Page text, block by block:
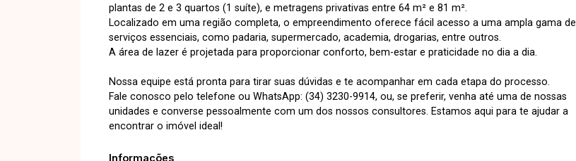
plantas de 2 e 3 quartos (1 suíte), e metragens privativas entre 64 m² e 81 m².
Localizado em uma região completa, o empreendimento oferece fácil acesso a uma ampla gama de
serviços essenciais, como padaria, supermercado, academia, drogarias, entre outros.
A área de lazer é projetada para proporcionar conforto, bem-estar e praticidade no dia a dia.
Nossa equipe está pronta para tirar suas dúvidas e te acompanhar em cada etapa do processo.
Fale conosco pelo telefone ou WhatsApp: (34) 3230-9914, ou, se preferir, venha até uma de nossas
unidades e converse pessoalmente com um dos nossos consultores. Estamos aqui para te ajudar a
encontrar o imóvel ideal!
Informações